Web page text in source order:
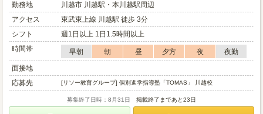
勤務地
川越市 川越駅・本川越駅周辺
アクセス
東武東上線 川越駅 徒歩 3分
シフト
週1日以上 1日1.5時間以上
時間帯
早朝 朝 昼 夕方 夜
夜勤
面接地
応募先
[リソー教育グループ] 個別進学指導塾「TOMAS」 川越校
募集終了日時：8月31日 掲載終了まであと23日